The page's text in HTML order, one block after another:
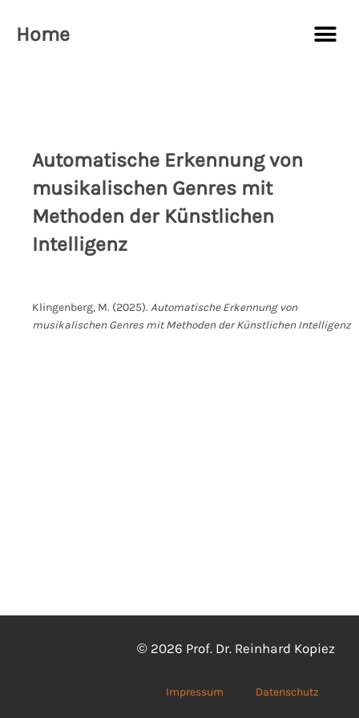
Inhalt
springen
Home
Automatische Erkennung von
musikalischen Genres mit
Methoden der Künstlichen
Intelligenz
Klingenberg, M. (2025). Automatische Erkennung von
musikalischen Genres mit Methoden der Künstlichen Intelligenz
© 2026 Prof. Dr. Reinhard Kopiez
Impressum Datenschutz